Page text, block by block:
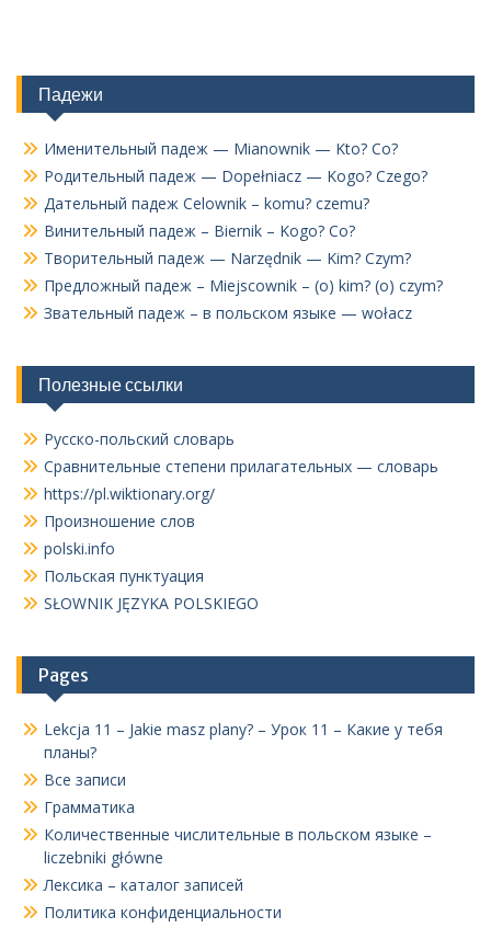
Падежи
Именительный падеж — Mianownik — Kto? Co?
Родительный падеж — Dopełniacz — Kogo? Czego?
Дательный падеж Celownik – komu? czemu?
Винительный падеж – Biernik – Kogo? Co?
Творительный падеж — Narzędnik — Kim? Czym?
Предложный падеж – Miejscownik – (o) kim? (o) czym?
Звательный падеж – в польском языке — wołacz
Полезные ссылки
Русско-польский словарь
Сравнительные степени прилагательных — словарь
https://pl.wiktionary.org/
Произношение слов
polski.info
Польская пунктуация
SŁOWNIK JĘZYKA POLSKIEGO
Pages
Lekcja 11 – Jakie masz plany? – Урок 11 – Какие у тебя
планы?
Все записи
Грамматика
Количественные числительные в польском языке –
liczebniki główne
Лексика – каталог записей
Политика конфиденциальности